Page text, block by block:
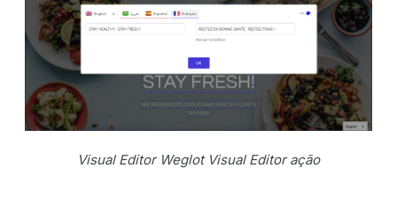
Visual Editor Weglot Visual Editor ação